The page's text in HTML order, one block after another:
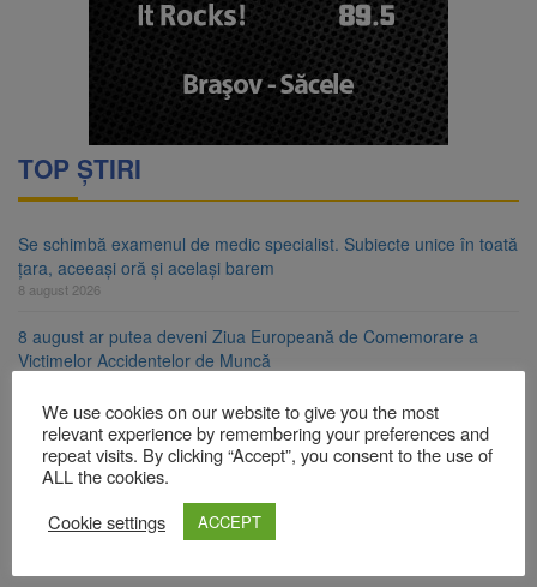
TOP ȘTIRI
Se schimbă examenul de medic specialist. Subiecte unice în toată
țara, aceeași oră și același barem
8 august 2026
8 august ar putea deveni Ziua Europeană de Comemorare a
Victimelor Accidentelor de Muncă
Am început demolarea fostului complex Duplex 91, de lângă Piața
Star
8 august 2026
Ungaria renunță la apelul pentru reducerea consumului de
energie. Nivelul Dunării a început să crească
We use cookies on our website to give you the most
relevant experience by remembering your preferences and
repeat visits. By clicking “Accept”, you consent to the use of
ALL the cookies.
Cookie settings
ACCEPT